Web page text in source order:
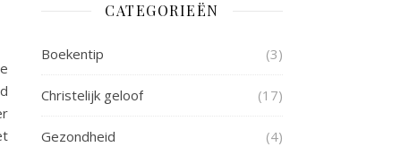
CATEGORIEËN
Boekentip (3)
Christelijk geloof (17)
Gezondheid (4)